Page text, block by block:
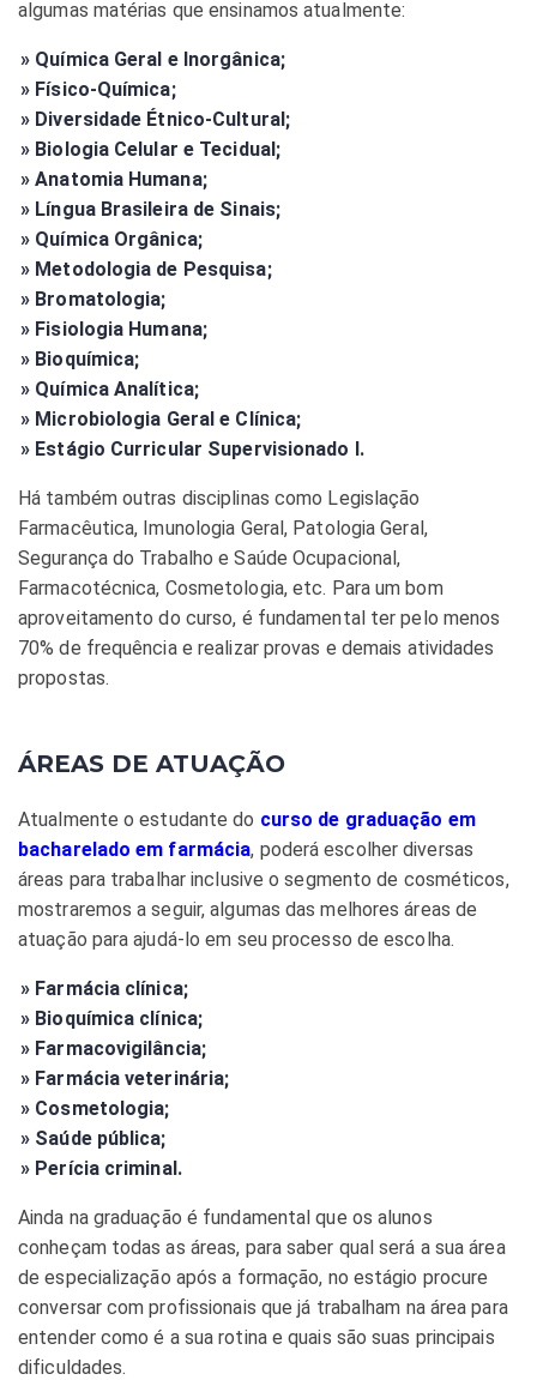
algumas matérias que ensinamos atualmente:
» Química Geral e Inorgânica;
» Físico-Química;
» Diversidade Étnico-Cultural;
» Biologia Celular e Tecidual;
» Anatomia Humana;
» Língua Brasileira de Sinais;
» Química Orgânica;
» Metodologia de Pesquisa;
» Bromatologia;
» Fisiologia Humana;
» Bioquímica;
» Química Analítica;
» Microbiologia Geral e Clínica;
» Estágio Curricular Supervisionado I.
Há também outras disciplinas como Legislação
Farmacêutica, Imunologia Geral, Patologia Geral,
Segurança do Trabalho e Saúde Ocupacional,
Farmacotécnica, Cosmetologia, etc. Para um bom
aproveitamento do curso, é fundamental ter pelo menos
70% de frequência e realizar provas e demais atividades
propostas.
ÁREAS DE ATUAÇÃO
Atualmente o estudante do curso de graduação em
bacharelado em farmácia, poderá escolher diversas
áreas para trabalhar inclusive o segmento de cosméticos,
mostraremos a seguir, algumas das melhores áreas de
atuação para ajudá-lo em seu processo de escolha.
» Farmácia clínica;
» Bioquímica clínica;
» Farmacovigilância;
» Farmácia veterinária;
» Cosmetologia;
» Saúde pública;
» Perícia criminal.
Ainda na graduação é fundamental que os alunos
conheçam todas as áreas, para saber qual será a sua área
de especialização após a formação, no estágio procure
conversar com profissionais que já trabalham na área para
entender como é a sua rotina e quais são suas principais
dificuldades.